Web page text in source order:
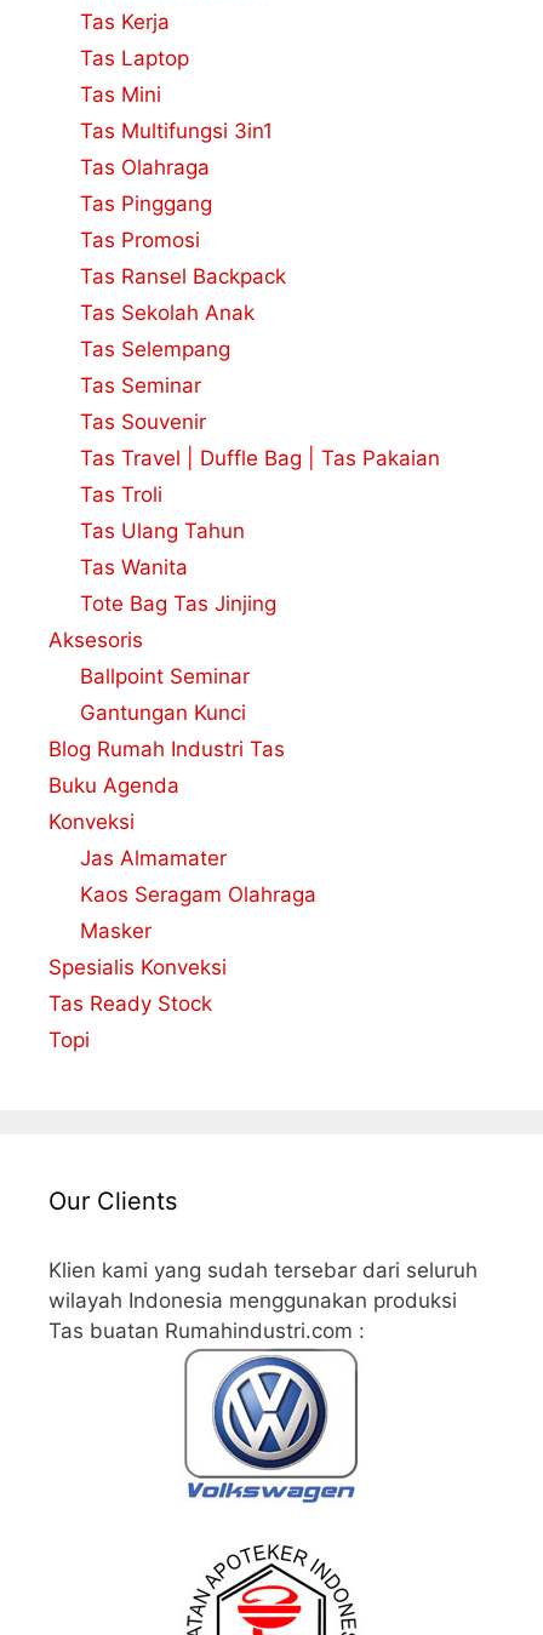
Tas Kerja
Tas Laptop
Tas Mini
Tas Multifungsi 3in1
Tas Olahraga
Tas Pinggang
Tas Promosi
Tas Ransel Backpack
Tas Sekolah Anak
Tas Selempang
Tas Seminar
Tas Souvenir
Tas Travel | Duffle Bag | Tas Pakaian
Tas Troli
Tas Ulang Tahun
Tas Wanita
Tote Bag Tas Jinjing
Aksesoris
Ballpoint Seminar
Gantungan Kunci
Blog Rumah Industri Tas
Buku Agenda
Konveksi
Jas Almamater
Kaos Seragam Olahraga
Masker
Spesialis Konveksi
Tas Ready Stock
Topi
Our Clients
Klien kami yang sudah tersebar dari seluruh
wilayah Indonesia menggunakan produksi
Tas buatan Rumahindustri.com :